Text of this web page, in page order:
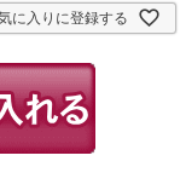
に入りに登録する